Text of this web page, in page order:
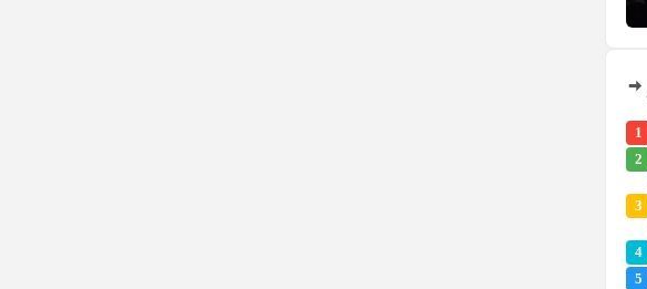
1
2
3
4
5